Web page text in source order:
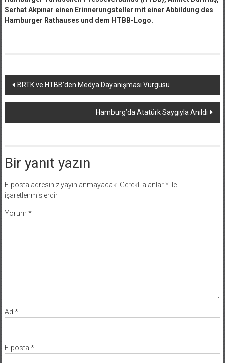
Serhat Akpınar einen Erinnerungsteller mit einer Abbildung des
Hamburger Rathauses und dem HTBB-Logo.
Yazı
dolaşımı
BRTK ve HTBB’den Medya Dayanışması Vurgusu
Hamburg’da Atatürk Saygıyla Anıldı
Bir yanıt yazın
E-posta adresiniz yayınlanmayacak. Gerekli alanlar*ile
işaretlenmişlerdir
Yorum *
Ad *
E-posta *